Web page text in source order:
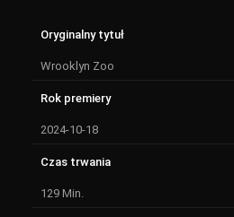
Oryginalny tytuł
Wrooklyn Zoo
Rok premiery
2024-10-18
Czas trwania
129 Min.